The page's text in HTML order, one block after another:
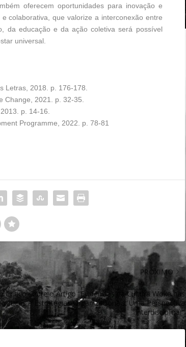
oferecem oportunidades para inovação e
colaborativa, que valorize a interconexão entre
da educação e da ação coletiva será possível
universal.
Letras, 2018. p. 176-178.
Change, 2021. p. 32-35.
p. 14-16.
Programme, 2022. p. 78-81
PRÓXIMO
Crítico sobre o Artigo “Evidências da Cultura Woke nas
Práticas e Estratégias Organizacionais: Uma Perspectiva
Interdisciplinar”